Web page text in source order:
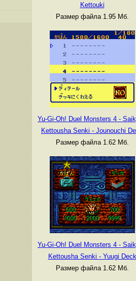
Kettouki
Размер файла 1.95 Мб.
Yu-Gi-Oh! Duel Monsters 4 -
Kettousha Senki - Jounouchi
Размер файла 1.62 Мб.
Yu-Gi-Oh! Duel Monsters 4 -
Kettousha Senki - Yuugi Deck
Размер файла 1.62 Мб.